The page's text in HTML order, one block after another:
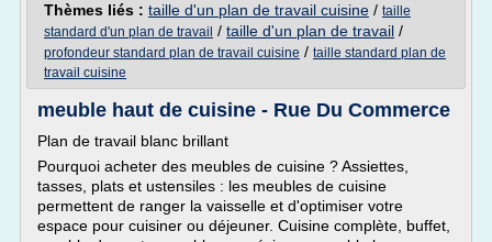
Thèmes liés : taille d'un plan de travail cuisine / taille
standard d'un plan de travail / taille d'un plan de travail /
profondeur standard plan de travail cuisine / taille standard plan de
travail cuisine
meuble haut de cuisine - Rue Du Commerce
Plan de travail blanc brillant
Pourquoi acheter des meubles de cuisine ? Assiettes,
tasses, plats et ustensiles : les meubles de cuisine
permettent de ranger la vaisselle et d'optimiser votre
espace pour cuisiner ou déjeuner. Cuisine complète, buffet,